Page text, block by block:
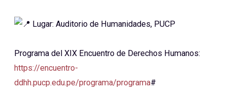
Lugar: Auditorio de Humanidades, PUCP
Programa del XIX Encuentro de Derechos Humanos:
https://encuentro-
ddhh.pucp.edu.pe/programa/programa#